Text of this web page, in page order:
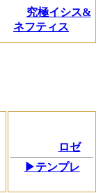
究極イシス&
ネフティス
ロゼ
▶テンプレ